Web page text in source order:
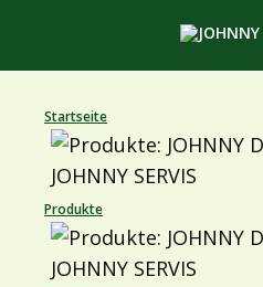
Startseite
Produkte